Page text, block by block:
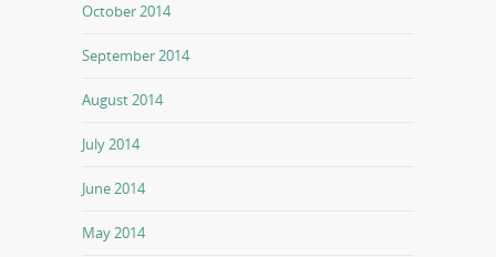
October 2014
September 2014
August 2014
July 2014
June 2014
May 2014